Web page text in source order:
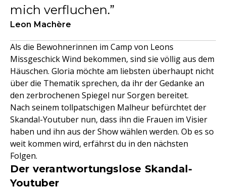
mich verfluchen.
Leon Machère
Als die Bewohnerinnen im Camp von Leons
Missgeschick Wind bekommen, sind sie völlig aus dem
Häuschen. Gloria möchte am liebsten überhaupt nicht
über die Thematik sprechen, da ihr der Gedanke an
den zerbrochenen Spiegel nur Sorgen bereitet.
Nach seinem tollpatschigen Malheur befürchtet der
Skandal-Youtuber nun, dass ihn die Frauen im Visier
haben und ihn aus der Show wählen werden. Ob es so
weit kommen wird, erfährst du in den nächsten
Folgen.
Der verantwortungslose Skandal-
Youtuber